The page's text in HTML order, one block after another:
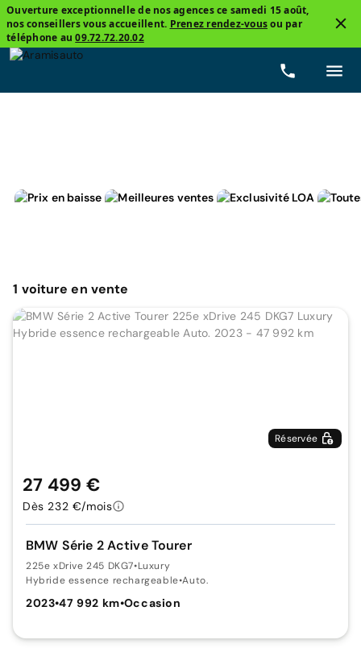
Ouverture exceptionnelle de nos agences ce samedi 15 août,
nos conseillers vous accueillent. Prenez rendez-vousou par
téléphone au09.72.72.20.02
Hybride rechargeable
1 voitureen vente
Réservée
BMW Série 2 Active Tourer
225e xDrive 245 DKG7•Luxury
Hybride essence rechargeable•Auto.
2023•47 992 km•Occasion
27 499 €
Dès 232 €/mois